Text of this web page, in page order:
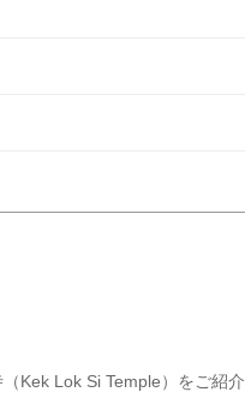
Kek Lok Si Temple）をご紹